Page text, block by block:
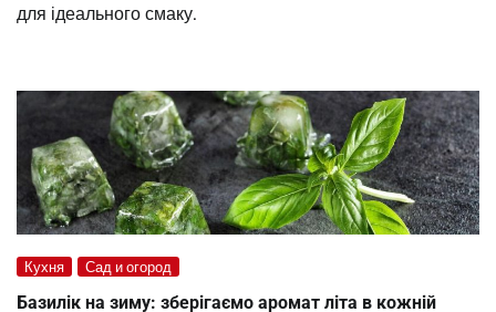
для ідеального смаку.
Кухня Сад и огород
Базилік на зиму: зберігаємо аромат літа в кожній